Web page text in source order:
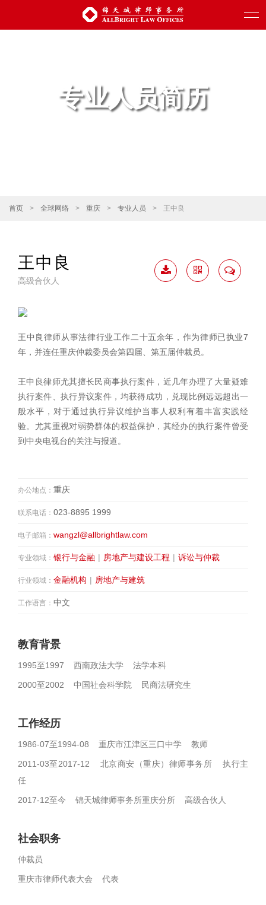
专业人员简历
首页 > 全球网络 > 重庆 > 专业人员 > 王中良
王中良
高级合伙人
王中良律师从事法律行业工作二十五余年，作为律师已执业7
年，并连任重庆仲裁委员会第四届、第五届仲裁员。
王中良律师尤其擅长民商事执行案件，近几年办理了大量疑难
执行案件、执行异议案件，均获得成功，兑现比例远远超出一
般水平，对于通过执行异议维护当事人权利有着丰富实践经
验。尤其重视对弱势群体的权益保护，其经办的执行案件曾受
到中央电视台的关注与报道。
办公地点： 重庆
联系电话： 023-8895 1999
电子邮箱： wangzl@allbrightlaw.com
专业领域： 银行与金融 | 房地产与建设工程 | 诉讼与仲裁
行业领域： 金融机构 | 房地产与建筑
工作语言： 中文
教育背景
1995至1997 西南政法大学 法学本科
2000至2002 中国社会科学院 民商法研究生
工作经历
1986-07至1994-08 重庆市江津区三口中学 教师
2011-03至2017-12 北京商安（重庆）律师事务所 执行主
任
2017-12至今 锦天城律师事务所重庆分所 高级合伙人
社会职务
仲裁员
重庆市律师代表大会 代表